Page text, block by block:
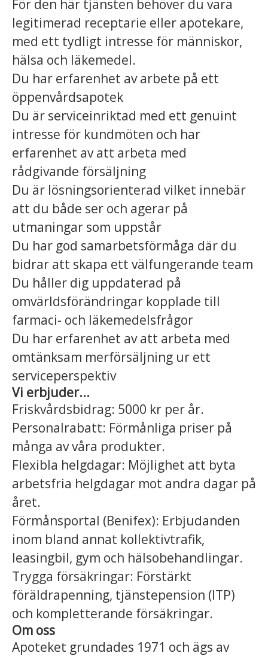
För den här tjänsten behöver du vara
legitimerad receptarie eller apotekare,
med ett tydligt intresse för människor,
hälsa och läkemedel.
Du har erfarenhet av arbete på ett
öppenvårdsapotek
Du är serviceinriktad med ett genuint
intresse för kundmöten och har
erfarenhet av att arbeta med
rådgivande försäljning
Du är lösningsorienterad vilket innebär
att du både ser och agerar på
utmaningar som uppstår
Du har god samarbetsförmåga där du
bidrar att skapa ett välfungerande team
Du håller dig uppdaterad på
omvärldsförändringar kopplade till
farmaci- och läkemedelsfrågor
Du har erfarenhet av att arbeta med
omtänksam merförsäljning ur ett
serviceperspektiv
Vi erbjuder...
Friskvårdsbidrag: 5000 kr per år.
Personalrabatt: Förmånliga priser på
många av våra produkter.
Flexibla helgdagar: Möjlighet att byta
arbetsfria helgdagar mot andra dagar på
året.
Förmånsportal (Benifex): Erbjudanden
inom bland annat kollektivtrafik,
leasingbil, gym och hälsobehandlingar.
Trygga försäkringar: Förstärkt
föräldrapenning, tjänstepension (ITP)
och kompletterande försäkringar.
Om oss
Apoteket grundades 1971 och ägs av